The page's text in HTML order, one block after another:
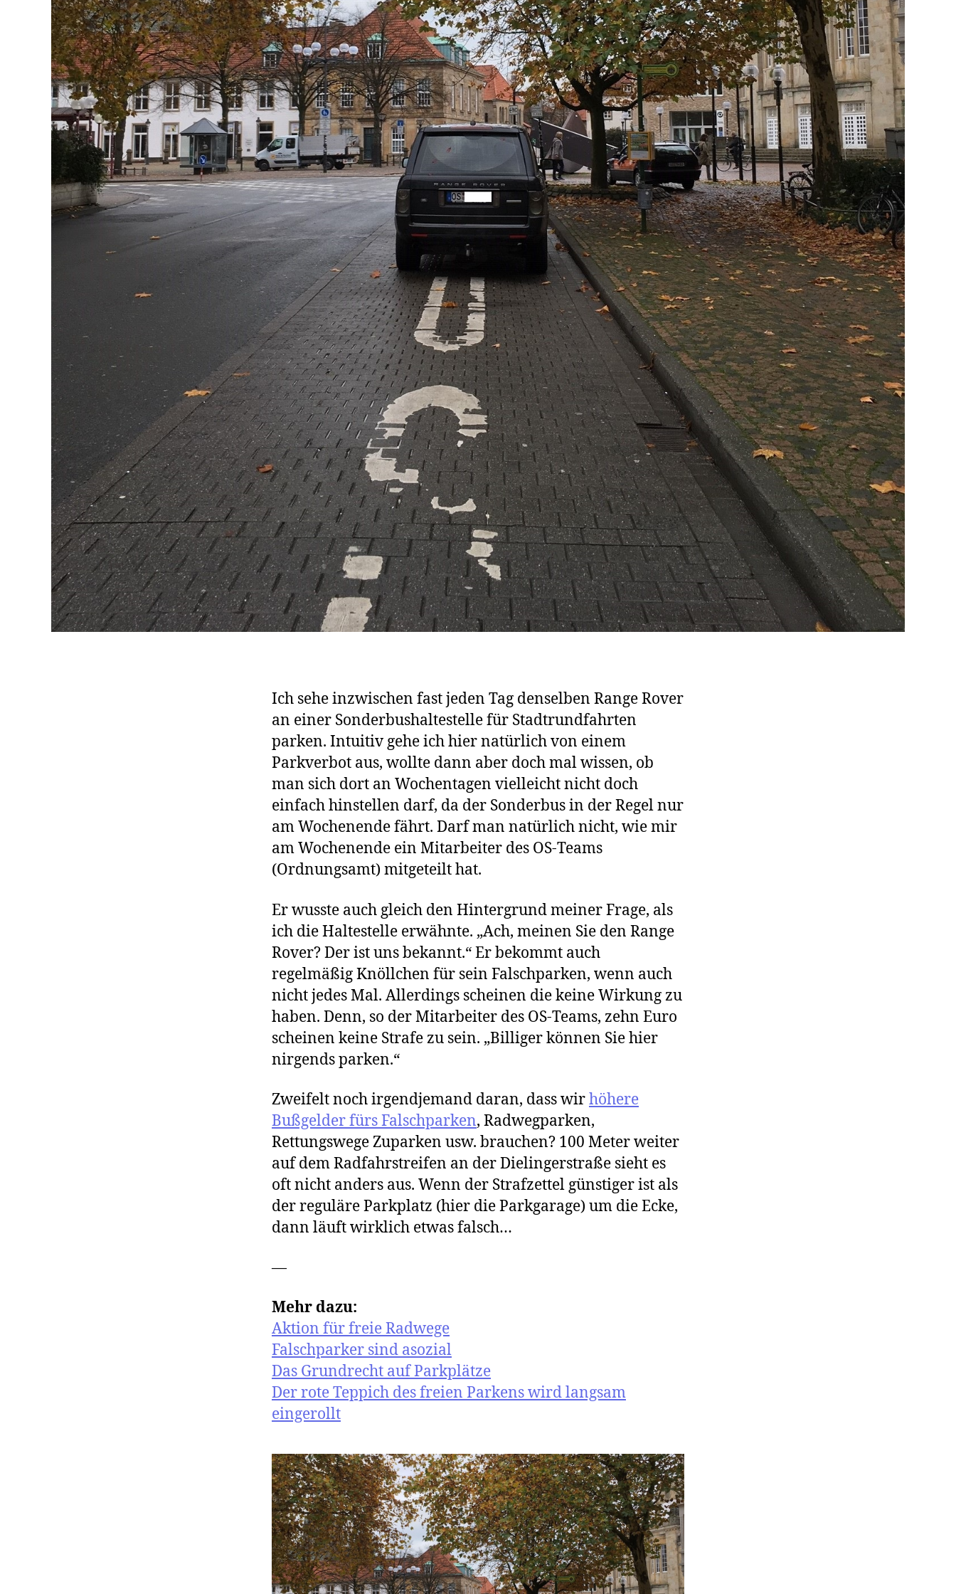
Ich sehe inzwischen fast jeden Tag denselben Range Rover
an einer Sonderbushaltestelle für Stadtrundfahrten
parken. Intuitiv gehe ich hier natürlich von einem
Parkverbot aus, wollte dann aber doch mal wissen, ob
man sich dort an Wochentagen vielleicht nicht doch
einfach hinstellen darf, da der Sonderbus in der Regel nur
am Wochenende fährt. Darf man natürlich nicht, wie mir
am Wochenende ein Mitarbeiter des OS-Teams
(Ordnungsamt) mitgeteilt hat.
Er wusste auch gleich den Hintergrund meiner Frage, als
ich die Haltestelle erwähnte. „Ach, meinen Sie den Range
Rover? Der ist uns bekannt.“ Er bekommt auch
regelmäßig Knöllchen für sein Falschparken, wenn auch
nicht jedes Mal. Allerdings scheinen die keine Wirkung zu
haben. Denn, so der Mitarbeiter des OS-Teams, zehn Euro
scheinen keine Strafe zu sein. „Billiger können Sie hier
nirgends parken.“
Zweifelt noch irgendjemand daran, dass wirhöhere
Bußgelder fürs Falschparken, Radwegparken,
Rettungswege Zuparken usw. brauchen? 100 Meter weiter
auf dem Radfahrstreifen an der Dielingerstraße sieht es
oft nicht anders aus. Wenn der Strafzettel günstiger ist als
der reguläre Parkplatz (hier die Parkgarage) um die Ecke,
dann läuft wirklich etwas falsch…
—
Mehr dazu:
Aktion für freie Radwege
Falschparker sind asozial
Das Grundrecht auf Parkplätze
Der rote Teppich des freien Parkens wird langsam
eingerollt